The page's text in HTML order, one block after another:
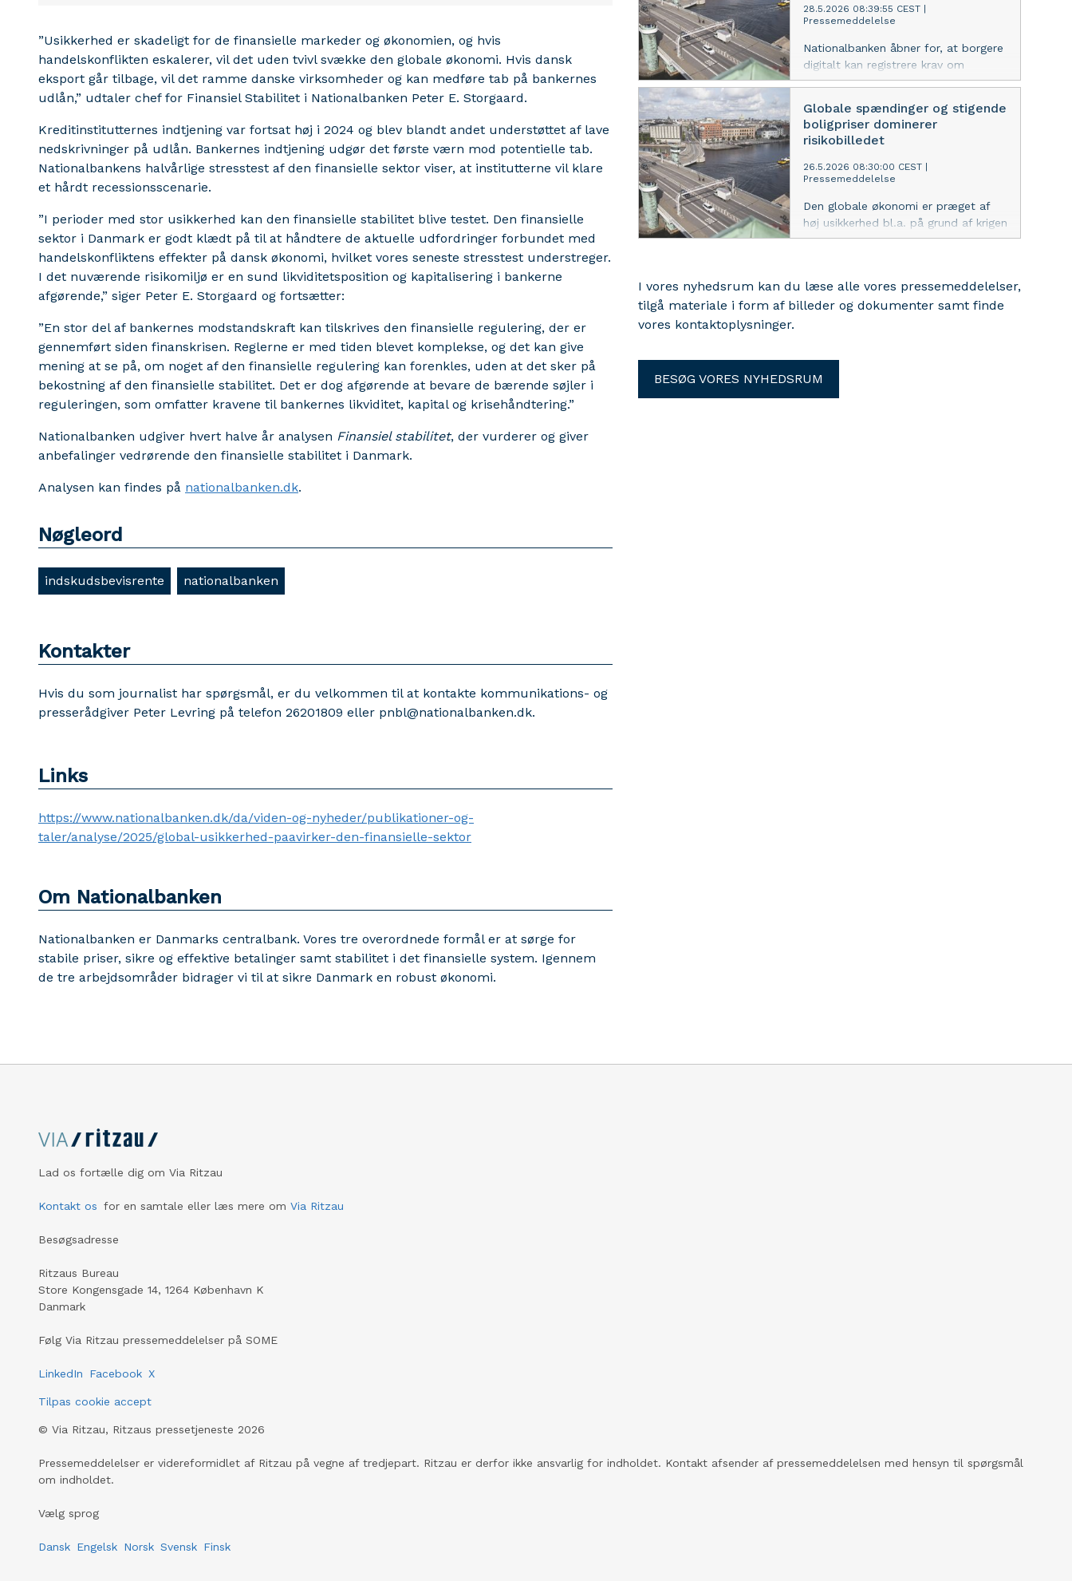
”Usikkerhed er skadeligt for de finansielle markeder og økonomien, og hvis
handelskonflikten eskalerer, vil det uden tvivl svække den globale økonomi. Hvis dansk
eksport går tilbage, vil det ramme danske virksomheder og kan medføre tab på bankernes
udlån,” udtaler chef for Finansiel Stabilitet i Nationalbanken Peter E. Storgaard.
Kreditinstitutternes indtjening var fortsat høj i 2024 og blev blandt andet understøttet af lave
nedskrivninger på udlån. Bankernes indtjening udgør det første værn mod potentielle tab.
Nationalbankens halvårlige stresstest af den finansielle sektor viser, at institutterne vil klare
et hårdt recessionsscenarie.
”I perioder med stor usikkerhed kan den finansielle stabilitet blive testet. Den finansielle
sektor i Danmark er godt klædt på til at håndtere de aktuelle udfordringer forbundet med
handelskonfliktens effekter på dansk økonomi, hvilket vores seneste stresstest understreger.
I det nuværende risikomiljø er en sund likviditetsposition og kapitalisering i bankerne
afgørende,” siger Peter E. Storgaard og fortsætter:
”En stor del af bankernes modstandskraft kan tilskrives den finansielle regulering, der er
gennemført siden finanskrisen. Reglerne er med tiden blevet komplekse, og det kan give
mening at se på, om noget af den finansielle regulering kan forenkles, uden at det sker på
bekostning af den finansielle stabilitet. Det er dog afgørende at bevare de bærende søjler i
reguleringen, som omfatter kravene til bankernes likviditet, kapital og krisehåndtering.”
Nationalbanken udgiver hvert halve år analysen Finansiel stabilitet, der vurderer og giver
anbefalinger vedrørende den finansielle stabilitet i Danmark.
Analysen kan findes på nationalbanken.dk.
Nøgleord
indskudsbevisrente nationalbanken
Kontakter
Hvis du som journalist har spørgsmål, er du velkommen til at kontakte kommunikations- og
presserådgiver Peter Levring på telefon 26201809 eller pnbl@nationalbanken.dk.
Links
https://www.nationalbanken.dk/da/viden-og-nyheder/publikationer-og-
taler/analyse/2025/global-usikkerhed-paavirker-den-finansielle-sektor
Om Nationalbanken
Nationalbanken er Danmarks centralbank. Vores tre overordnede formål er at sørge for
stabile priser, sikre og effektive betalinger samt stabilitet i det finansielle system. Igennem
de tre arbejdsområder bidrager vi til at sikre Danmark en robust økonomi.
siden 2. verdenskrig.
28.5.2026 08:39:55 CEST
Pressemeddelelse
Nationalbanken åbner for, at borgere
digitalt kan registrere krav om
indløsning af sedler, der bliver
sker for at aflaste de lange køer,
særligt i København. Fristen for
registrering er fortsat 31. maj.
Globale spændinger og stigende
boligpriser dominerer
risikobilledet
26.5.2026 08:30:00 CEST
Pressemeddelelse
Den globale økonomi er præget af
høj usikkerhed bl.a. på grund af krigen
i Mellemøsten og højere energipriser.
boligkøberne fremstår robuste, er
risikobilledet for boligmarkedet
I vores nyhedsrum kan du læse alle vores pressemeddelelser,
tilgå materiale i form af billeder og dokumenter samt finde
vores kontaktoplysninger.
BESØG VORES NYHEDSRUM
Lad os fortælle dig om Via Ritzau
Kontakt os for en samtale eller læs mere om Via Ritzau
Besøgsadresse
Ritzaus Bureau
Store Kongensgade 14, 1264 København K
Danmark
Følg Via Ritzau pressemeddelelser på SOME
LinkedIn Facebook X
Tilpas cookie accept
© Via Ritzau, Ritzaus pressetjeneste 2026
Pressemeddelelser er videreformidlet af Ritzau på vegne af tredjepart. Ritzau er derfor ikke ansvarlig for indholdet. Kontakt afsender af pressemeddelelsen med hensyn til spørgsmål
om indholdet.
Vælg sprog
Dansk Engelsk Norsk Svensk Finsk